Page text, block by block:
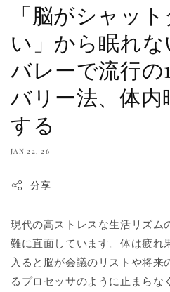
「脳がシャッ
い」から眠れ
バレーで流行の
バリー法、体内
する
JAN 22, 26
分享
現代の高ストレスな生活リズム
難に直面しています。体は疲れ
入ると脳が会議のリストや将来
るプロセッサのように止まらな